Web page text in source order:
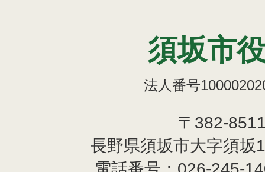
須坂市
法人番号
〒382-
長野県須坂市大字須坂